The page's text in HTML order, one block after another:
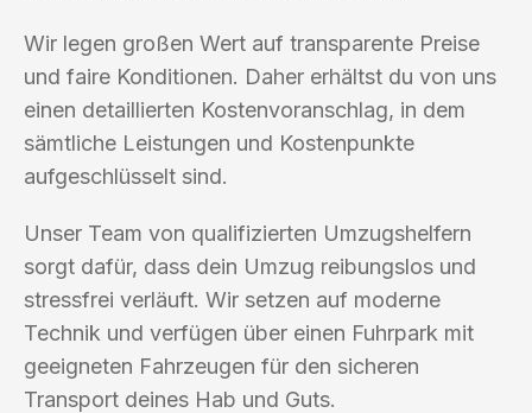
Wir legen großen Wert auf transparente Preise
und faire Konditionen. Daher erhältst du von uns
einen detaillierten Kostenvoranschlag, in dem
sämtliche Leistungen und Kostenpunkte
aufgeschlüsselt sind.
Unser Team von qualifizierten Umzugshelfern
sorgt dafür, dass dein Umzug reibungslos und
stressfrei verläuft. Wir setzen auf moderne
Technik und verfügen über einen Fuhrpark mit
geeigneten Fahrzeugen für den sicheren
Transport deines Hab und Guts.